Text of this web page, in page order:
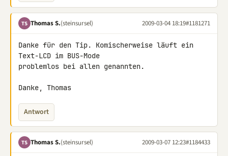
TS Thomas S.(steinsursel) 2009-03-04 18:19#1181271
Danke für den Tip. Komischerweise läuft ein
Text-LCD im BUS-Mode
problemlos bei allen genannten.
Danke, Thomas
Antwort
TS Thomas S.(steinsursel) 2009-03-07 12:23#1184433